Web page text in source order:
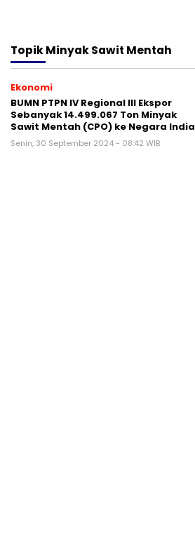
TopikMinyak Sawit Mentah
Ekonomi
BUMN PTPN IV Regional III Ekspor
Sebanyak 14.499.067 Ton Minyak
Sawit Mentah (CPO) ke Negara India
Senin, 30 September 2024 - 08:42 WIB